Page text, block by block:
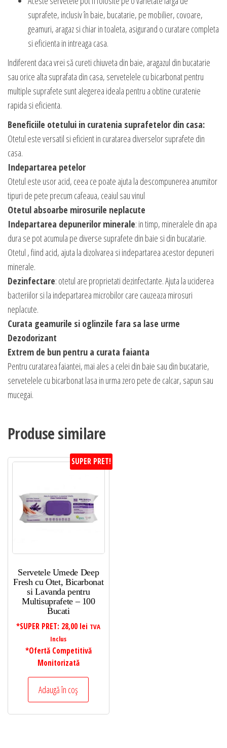
suprafete, inclusiv în baie, bucatarie, pe mobilier, covoare,
geamuri, aragaz si chiar in toaleta, asigurand o curatare completa
si eficienta in intreaga casa.
Indiferent daca vrei să cureti chiuveta din baie, aragazul din bucatarie
sau orice alta suprafata din casa, servetelele cu bicarbonat pentru
multiple suprafete sunt alegerea ideala pentru a obtine curatenie
rapida si eficienta.
Beneficiile otetului in curatenia suprafetelor din casa:
Otetul este versatil si eficient in curatarea diverselor suprafete din
casa.
Indepartarea petelor
Otetul este usor acid, ceea ce poate ajuta la descompunerea anumitor
tipuri de pete precum cafeaua, ceaiul sau vinul
Otetul absoarbe mirosurile neplacute
Indepartarea depunerilor minerale: in timp, mineralele din apa
dura se pot acumula pe diverse suprafete din baie si din bucatarie.
Otetul , fiind acid, ajuta la dizolvarea si indepartarea acestor depuneri
minerale.
Dezinfectare: otetul are proprietati dezinfectante. Ajuta la uciderea
bacteriilor si la indepartarea microbilor care cauzeaza mirosuri
neplacute.
Curata geamurile si oglinzile fara sa lase urme
Dezodorizant
Extrem de bun pentru a curata faianta
Pentru curatarea faiantei, mai ales a celei din baie sau din bucatarie,
servetelele cu bicarbonat lasa in urma zero pete de calcar, sapun sau
mucegai.
Produse similare
SUPER PRET!
Servetele Umede Deep
Fresh cu Otet, Bicarbonat
si Lavanda pentru
Multisuprafete – 100
Bucati
*SUPER PRET: 28,00 lei TVA
Inclus
*Ofertă Competitivă
Monitorizată
Adaugă în coș